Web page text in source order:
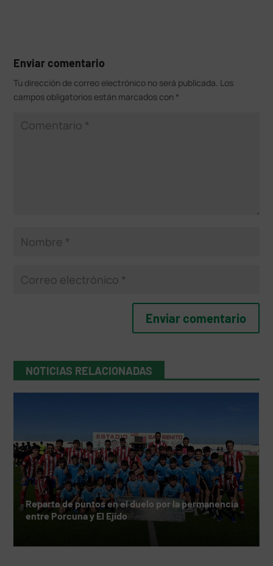
Enviar comentario
Tu dirección de correo electrónico no será publicada. Los
campos obligatorios están marcados con *
NOTICIAS RELACIONADAS
Reparto de puntos en el duelo por la permanencia
entre Porcuna y El Ejido